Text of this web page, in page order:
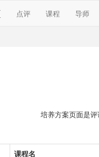
点评 课程 导师
培养方案页面是
课程名